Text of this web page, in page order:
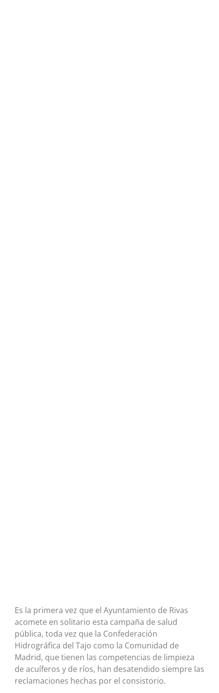
Es la primera vez que el Ayuntamiento de Rivas
acomete en solitario esta campaña de salud
pública, toda vez que la Confederación
Hidrográfica del Tajo como la Comunidad de
Madrid, que tienen las competencias de limpieza
de acuíferos y de ríos, han desatendido siempre las
reclamaciones hechas por el consistorio.